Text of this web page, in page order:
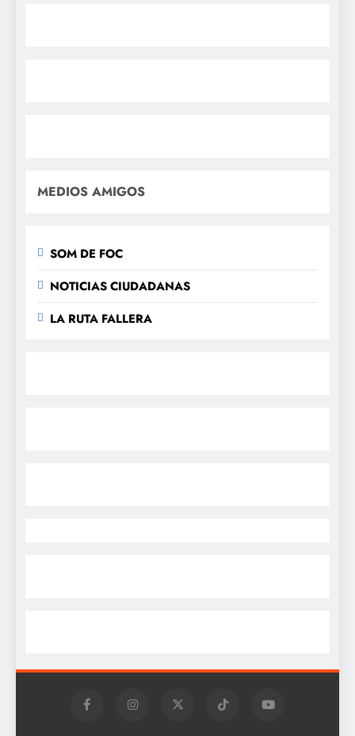
MEDIOS AMIGOS
SOM DE FOC
NOTICIAS CIUDADANAS
LA RUTA FALLERA